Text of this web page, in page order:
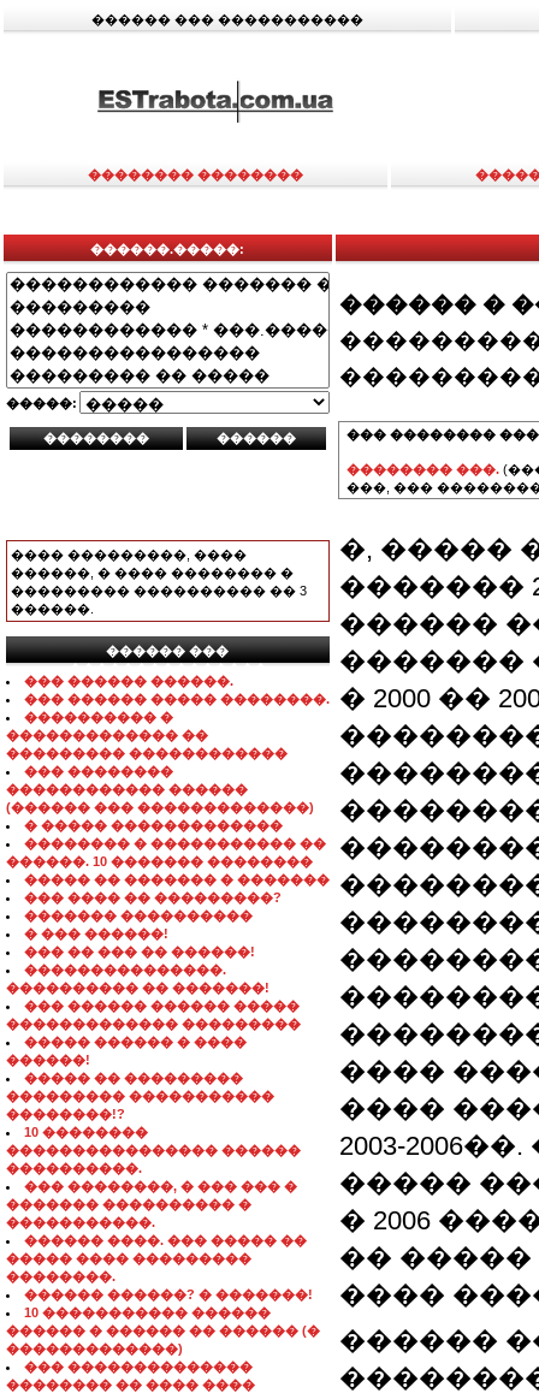
������ ��� �����������
�������� ��������
������.�����:
�����:
���� ���������, ����
������, � ���� �������� �
��������� ���������� �� 3
������.
������ ���
���������������
��� ������ ������.
��� ������ ����� ��������.
���������� �
������������� ��
��������� ������������
��� ��������
������������ ������
(������ ��� �������������)
� ����� �������������
�������� � ����������� ��
������. 10 ������� ��������
����� �� ������� � �������
��� ���� �� ���������?
������� ����������
� ��� ������!
��� �� ��� �� ������!
���������������.
���������� �� �������!
��� ������ ������ �����
������������� ���������
����� ������ � ����
������!
����� �� ���������
��������� �����������
��������!?
10 ��������
���������������� ������
����������.
��� ��������, � ��� ��� �
������� ���������� �
�����������.
������ ����. ��� ����� ��
����� ���� ���������
��������.
������ ������? � �������!
10 ����������� ������
������ � ������ �� ������ (�
�������������)
��� ��������������
�������� �� ���� ����
������ �
��� ��������
�������� ���.
���, ���
�, �����
�������
������
�������
� 2000 ��
����
����
2003-
�����
� 2006
��
����
������